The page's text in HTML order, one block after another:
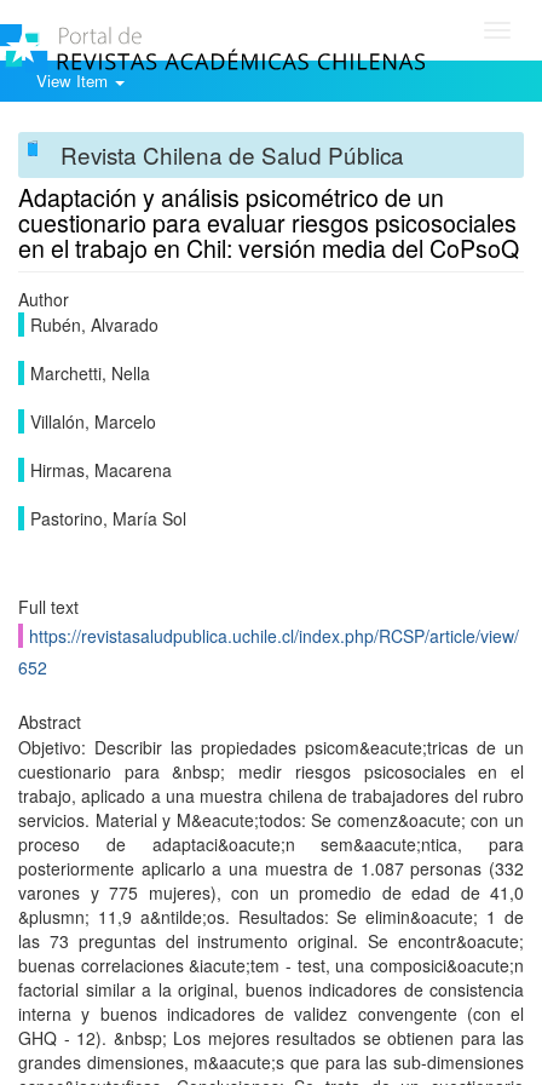
View Item
Revista Chilena de Salud Pública
Adaptación y análisis psicométrico de un
cuestionario para evaluar riesgos psicosociales
en el trabajo en Chil: versión media del CoPsoQ
Author
Rubén, Alvarado
Marchetti, Nella
Villalón, Marcelo
Hirmas, Macarena
Pastorino, María Sol
Full text
https://revistasaludpublica.uchile.cl/index.php/RCSP/article/view/
652
Abstract
Objetivo: Describir las propiedades psicom&eacute;tricas de un
cuestionario para &nbsp; medir riesgos psicosociales en el
trabajo, aplicado a una muestra chilena de trabajadores del rubro
servicios. Material y M&eacute;todos: Se comenz&oacute; con un
proceso de adaptaci&oacute;n sem&aacute;ntica, para
posteriormente aplicarlo a una muestra de 1.087 personas (332
varones y 775 mujeres), con un promedio de edad de 41,0
&plusmn; 11,9 a&ntilde;os. Resultados: Se elimin&oacute; 1 de
las 73 preguntas del instrumento original. Se encontr&oacute;
buenas correlaciones &iacute;tem - test, una composici&oacute;n
factorial similar a la original, buenos indicadores de consistencia
interna y buenos indicadores de validez convengente (con el
GHQ - 12). &nbsp; Los mejores resultados se obtienen para las
grandes dimensiones, m&aacute;s que para las sub-dimensiones